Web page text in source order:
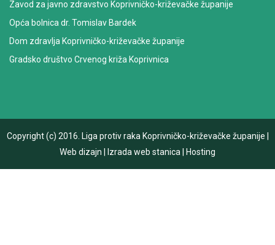
Zavod za javno zdravstvo Koprivničko-križevačke županije
Opća bolnica dr. Tomislav Bardek
Dom zdravlja Koprivničko-križevačke županije
Gradsko društvo Crvenog križa Koprivnica
Copyright (c) 2016. Liga protiv raka Koprivničko-križevačke županije
Web dizajn
Izrada web stanica Hosting